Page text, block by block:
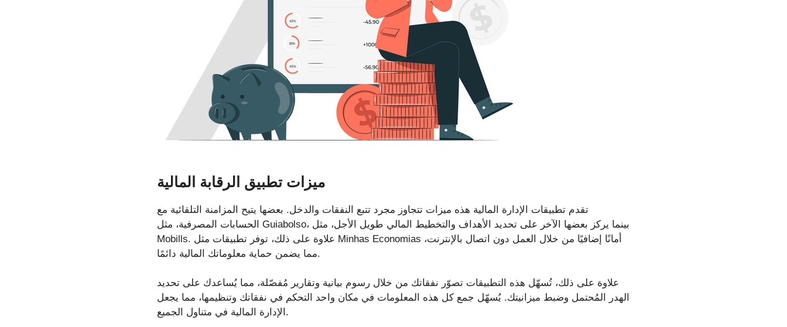
ميزات تطبيق الرقابة المالية
تقدم تطبيقات الإدارة المالية هذه ميزات تتجاوز مجرد تتبع النفقات والدخل. بعضها يتيح المزامنة التلقائية مع
الحسابات المصرفية، مثل Guiabolso، بينما يركز بعضها الآخر على تحديد الأهداف والتخطيط المالي طويل الأجل، مثل
Mobills. علاوة على ذلك، توفر تطبيقات مثل Minhas Economias أمانًا إضافيًا من خلال العمل دون اتصال بالإنترنت،
مما يضمن حماية معلوماتك المالية دائمًا.
علاوة على ذلك، تُسهّل هذه التطبيقات تصوّر نفقاتك من خلال رسوم بيانية وتقارير مُفصّلة، مما يُساعدك على تحديد
الهدر المُحتمل وضبط ميزانيتك. يُسهّل جمع كل هذه المعلومات في مكان واحد التحكم في نفقاتك وتنظيمها، مما يجعل
الإدارة المالية في متناول الجميع.